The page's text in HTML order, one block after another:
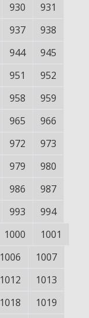
930
931
937
938
944
945
951
952
958
959
965
966
972
973
979
980
986
987
993
994
1000
1001
1006
1007
1012
1013
1018
1019